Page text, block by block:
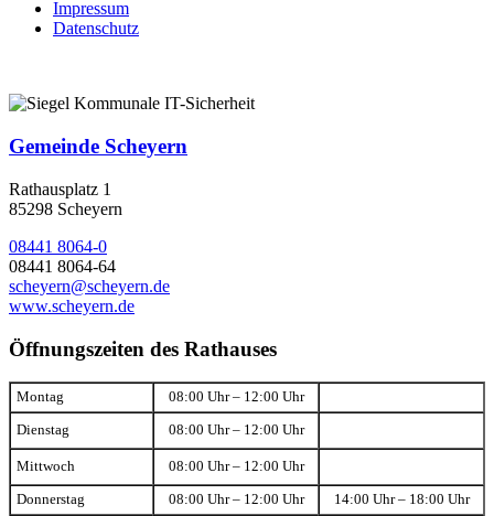
Impressum
Datenschutz
Gemeinde Scheyern
Rathausplatz 1
85298 Scheyern
08441 8064-0
08441 8064-64
scheyern@scheyern.de
www.scheyern.de
Öffnungszeiten des Rathauses
Montag 08:00 Uhr – 12:00 Uhr
Dienstag 08:00 Uhr – 12:00 Uhr
Mittwoch 08:00 Uhr – 12:00 Uhr
Donnerstag 08:00 Uhr – 12:00 Uhr 14:00 Uhr – 18:00 Uhr